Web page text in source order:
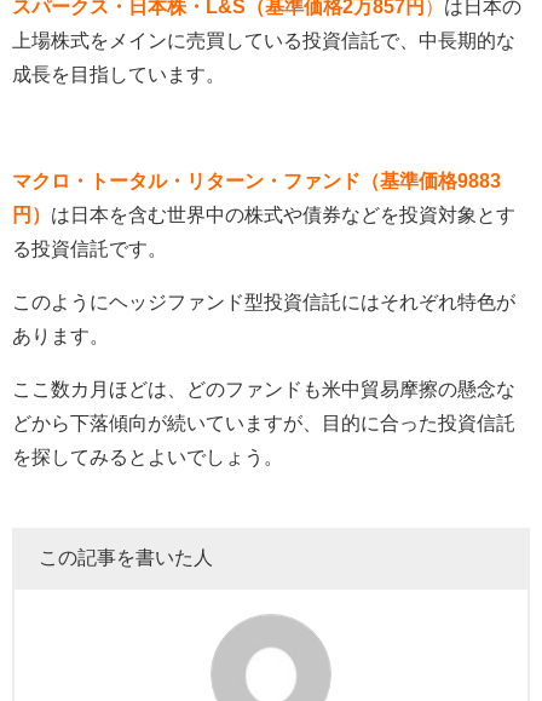
スパークス・日本株・L&S（基準価格2万857円 ） は日本の
上場株式をメインに売買している投資信託で、中長期的な
成長を目指しています。
マクロ・トータル・リターン・ファンド（基準価格9883
円） は日本を含む世界中の株式や債券などを投資対象とす
る投資信託です。
このようにヘッジファンド型投資信託にはそれぞれ特色が
あります。
ここ数カ月ほどは、どのファンドも米中貿易摩擦の懸念な
どから下落傾向が続いていますが、目的に合った投資信託
を探してみるとよいでしょう。
この記事を書いた人